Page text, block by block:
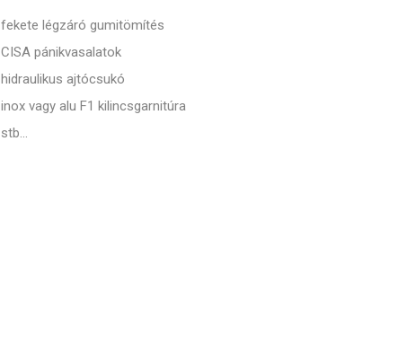
fekete légzáró gumitömítés
CISA pánikvasalatok
hidraulikus ajtócsukó
inox vagy alu F1 kilincsgarnitúra
stb...